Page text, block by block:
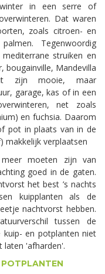
in een serre of
Dat waren
zoals citroen- en
Tegenwoordig
struiken en
bougainville, Mandevilla
zijn mooie, maar
garage, kas of in een
net zoals
en fuchsia. Daarom
pot in plaats van in de
makkelijk verplaatsen
moeten zijn van
goed in de gaten.
het best ’s nachts
kuipplanten als de
nachtvorst hebben.
tussen de
kuip- en potplanten niet
'afharden'.